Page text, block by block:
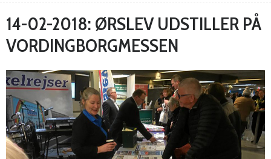
14-02-2018: ØRSLEV UDSTILLER PÅ
VORDINGBORGMESSEN